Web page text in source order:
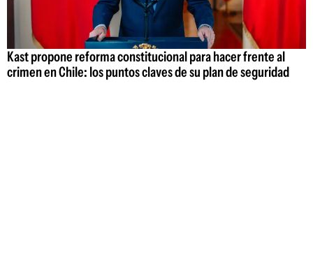
Kast propone reforma constitucional para hacer frente al
crimen en Chile: los puntos claves de su plan de seguridad